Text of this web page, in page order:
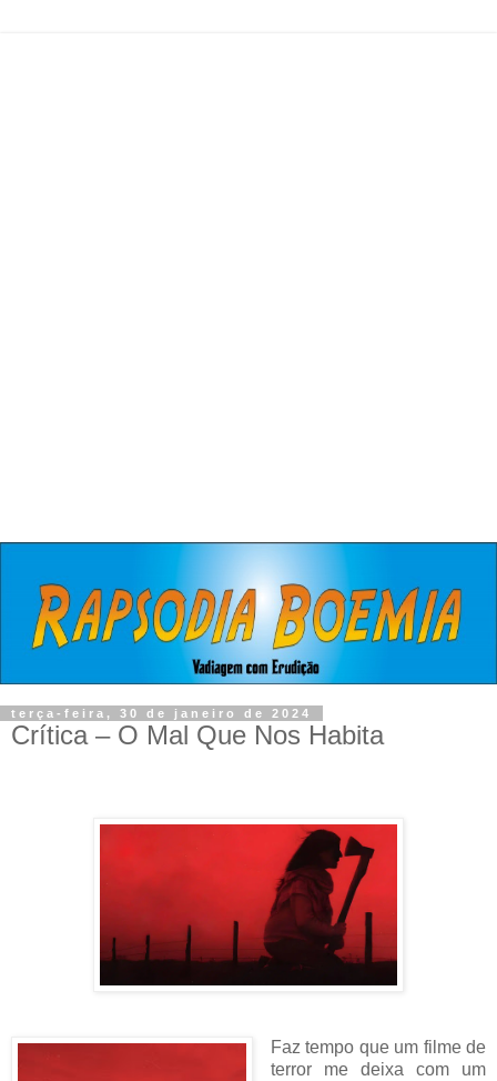
terça-feira, 30 de janeiro de 2024
Crítica – O Mal Que Nos Habita
Faz tempo que um filme de
terror me deixa com um